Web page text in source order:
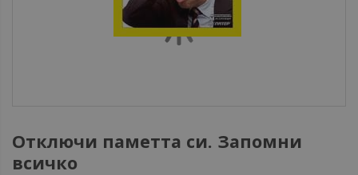
Отключи паметта си. Запомни
всичко